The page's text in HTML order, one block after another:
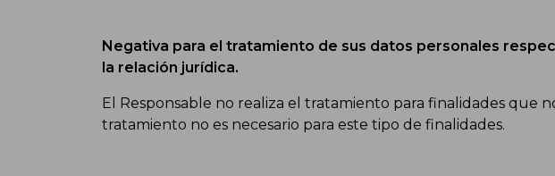
Negativa para el tratamiento de sus datos personales
la relación jurídica.
El Responsable no realiza el tratamiento para finalidades que
tratamiento no es necesario para este tipo de finalidades.